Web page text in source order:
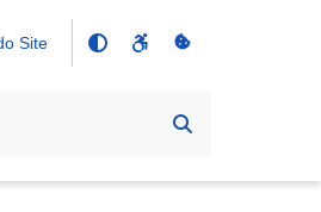
Site